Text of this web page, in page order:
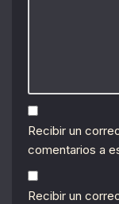
Recibir un
comentarios a
Recibir un